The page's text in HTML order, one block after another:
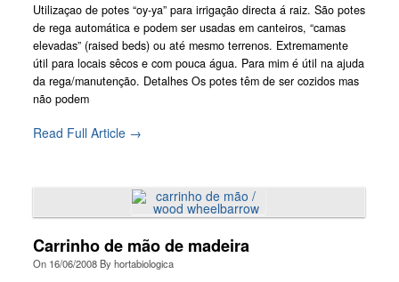
Utilizaçao de potes “oy-ya” para irrigação directa á raiz. São potes
de rega automática e podem ser usadas em canteiros, “camas
elevadas” (raised beds) ou até mesmo terrenos. Extremamente
útil para locais sêcos e com pouca água. Para mim é útil na ajuda
da rega/manutenção. Detalhes Os potes têm de ser cozidos mas
não podem
Read Full Article →
Carrinho de mão de madeira
On 16/06/2008Byhortabiologica